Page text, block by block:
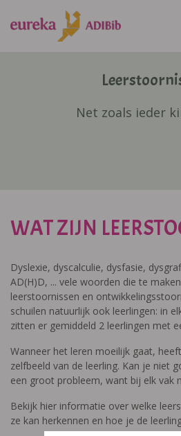
Net zoals ieder
WAT ZIJN
Dyslexie, dyscalculie, dysfasie,
AD(H)D, ... vele woorden die te
leerstoornissen en
schuilen natuurlijk ook leerlingen: in
zitten er gemiddeld 2 leerlingen met
Wanneer het leren moeilijk gaat,
zelfbeeld van de leerling. Kan je niet
een groot probleem, want bij elk vak
Bekijk hier informatie over welke
ze kan herkennen en hoe je de